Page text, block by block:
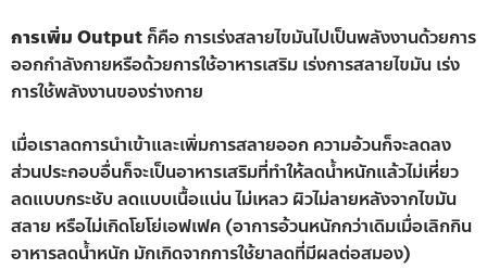
การเพิ่ม Outputก็คือ การเร่งสลายไขมันไปเป็นพลังงานด้วยการ
ออกกำลังกายหรือด้วยการใช้อาหารเสริม เร่งการสลายไขมัน เร่ง
การใช้พลังงานของร่างกาย
เมื่อเราลดการนำเข้าและเพิ่มการสลายออก ความอ้วนก็จะลดลง
ส่วนประกอบอื่นก็จะเป็นอาหารเสริมที่ทำให้ลดน้ำหนักแล้วไม่เหี่ยว
ลดแบบกระชับ ลดแบบเนื้อแน่น ไม่เหลว ผิวไม่ลายหลังจากไขมัน
สลาย หรือไม่เกิดโยโย่เอฟเฟค (อาการอ้วนหนักกว่าเดิมเมื่อเลิกกิน
อาหารลดน้ำหนัก มักเกิดจากการใช้ยาลดที่มีผลต่อสมอง)